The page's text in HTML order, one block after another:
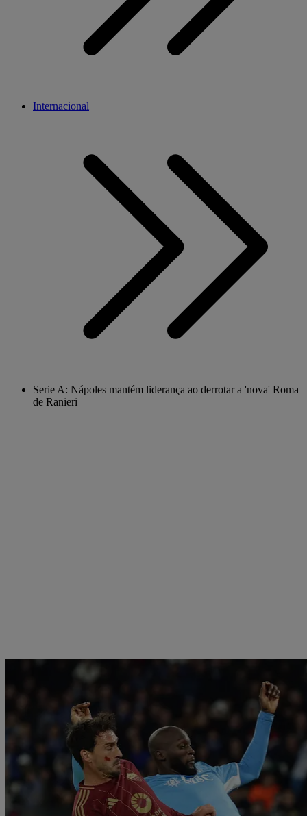
Internacional
Serie A: Nápoles mantém liderança ao derrotar a 'nova' Roma
de Ranieri